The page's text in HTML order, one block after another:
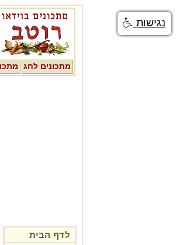
מתכונים לחג
לדף הבית
נגישות